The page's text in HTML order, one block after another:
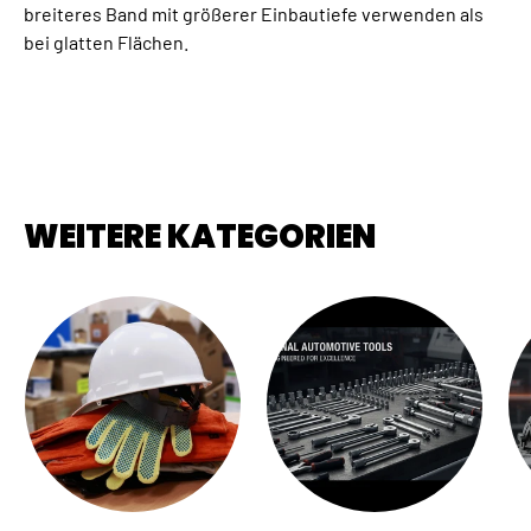
breiteres Band mit größerer Einbautiefe verwenden als
bei glatten Flächen.
WEITERE KATEGORIEN